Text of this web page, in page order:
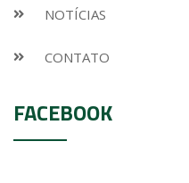
NOTÍCIAS
CONTATO
FACEBOOK